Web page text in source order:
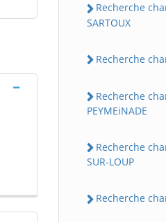
Recherche
SARTOUX
Recherche
Recherche
PEYMEiNADE
Recherche
SUR-LOUP
Recherche